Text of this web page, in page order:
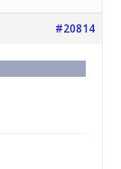
#20814